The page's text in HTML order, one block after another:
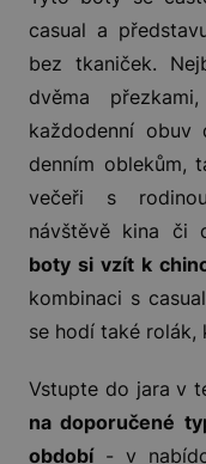
casual a
bez tkaniček.
dvěma
každodenní
denním oblekům,
večeři s
návštěvě kina či
boty si vzít k
kombinaci s
se hodí také rolák,
Vstupte do jara v
na doporučené
období- v